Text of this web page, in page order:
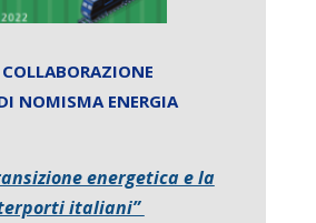
NOMISMA ENERGIA
energetica e la
italiani”